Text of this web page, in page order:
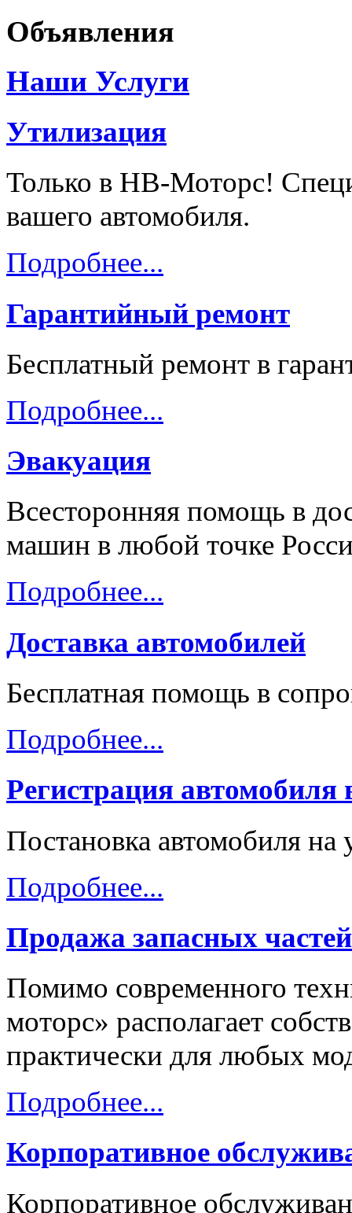
Объявления
Наши Услуги
Утилизация
Только в НВ-Моторс!
вашего автомобиля.
Подробнее...
Гарантийный ремонт
Бесплатный ремонт в
Подробнее...
Эвакуация
Всесторонняя помощь в
машин в любой точке
Подробнее...
Доставка автомобилей
Бесплатная помощь в
Подробнее...
Регистрация
Постановка автомобиля на
Подробнее...
Продажа запасных
Помимо современного
моторс» располагает
практически для любых
Подробнее...
Корпоративное
Корпоративное